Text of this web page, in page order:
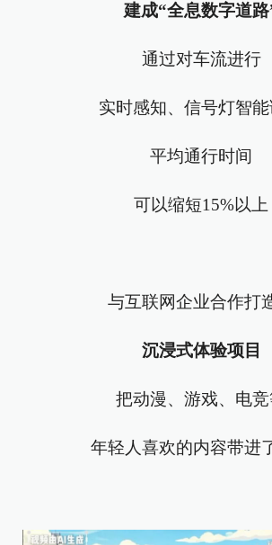
建成“全息数字道路
通过对车流进行
实时感知、信号灯智
平均通行时间
可以缩短15%以上
与互联网企业合作打
沉浸式体验项目
把动漫、游戏、电
年轻人喜欢的内容带进